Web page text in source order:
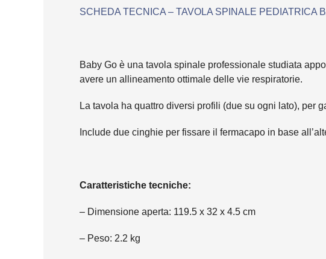
SCHEDA TECNICA – TAVOLA SPINALE PEDIATRICA
Baby Go è una tavola spinale professionale studiata
avere un allineamento ottimale delle vie respiratorie.
La tavola ha quattro diversi profili (due su ogni lato), per
Include due cinghie per fissare il fermacapo in base
Caratteristiche tecniche:
– Dimensione aperta: 119.5 x 32 x 4.5 cm
– Peso: 2.2 kg